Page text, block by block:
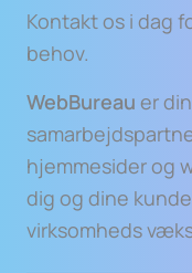
Kontakt os i dag
behov.
WebBureau er
hjemmesider og
dig og dine
virksomheds